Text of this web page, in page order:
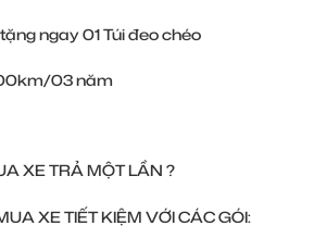
ngay 01 Túi đeo chéo
03 năm
XE TRẢ MỘT LẦN ?
XE TIẾT KIỆM VỚI CÁC GÓI: